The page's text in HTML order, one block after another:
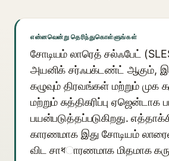
என்னவென்று தெரிந்துகொள்ளுங்கள்
சோடியம் லாரெத் சல்ஃபேட்
அயனிக் சர்ஃபக்டண்ட் ஆகும்,
கழுவும் திரவங்கள் மற்றும் முக
மற்றும் சுத்திகரிப்பு ஏஜென்டாக
பயன்படுத்தப்படுகிறது.
காரணமாக இது சோடியம்
விட சாধாரணமாக மிதமாக